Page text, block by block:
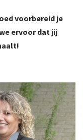
voorbereid je
ervoor dat jij